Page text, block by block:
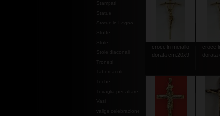
Stampati
Statue
Statue in Legno
Stoffe
Stole
Stole diaconali
Tabernacoli
valige celebrazione
croce in metallo
dorata cm.20x9
croce
dorata